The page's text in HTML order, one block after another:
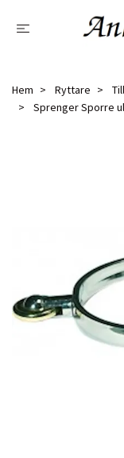
Hem Ryttare
Sprenger Sporre